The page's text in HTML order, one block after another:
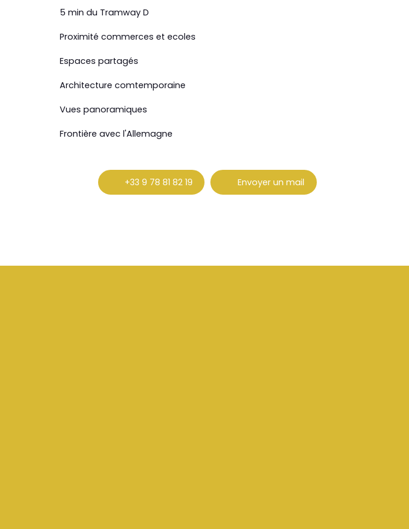
5 min du Tramway D
Proximité commerces et ecoles
Espaces partagés
Architecture comtemporaine
Vues panoramiques
Frontière avec l'Allemagne
+33 9 78 81 82 19 Envoyer un mail